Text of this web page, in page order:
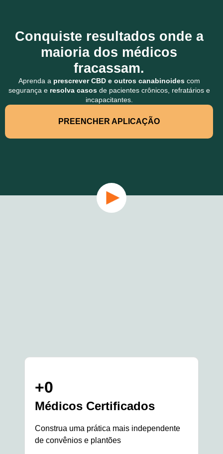
Conquiste resultados onde a
maioria dos médicos
fracassam.
Aprenda a prescrever CBD e outros canabinoidescom
segurança e resolva casosde pacientes crônicos, refratários e
incapacitantes.
PREENCHER APLICAÇÃO
+0
Médicos Certificados
Construa uma prática mais independente
de convênios e plantões